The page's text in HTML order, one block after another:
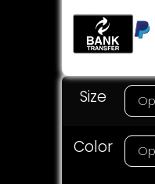
Size
Color